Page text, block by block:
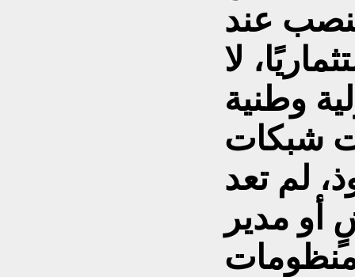
عند
لا
شبكات
لم تعد
مدير